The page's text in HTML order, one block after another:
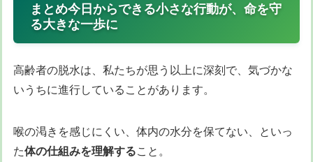
まとめ今日からできる小さな行動が、命を守
る大きな一歩に
高齢者の脱水は、私たちが思う以上に深刻で、気づかな
いうちに進行していることがあります。
喉の渇きを感じにくい、体内の水分を保てない、といっ
た体の仕組みを理解すること。